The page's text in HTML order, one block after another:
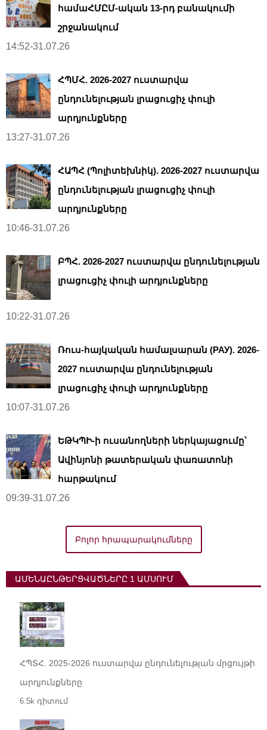
համաՀՄԸՄ-ական 13-րդ բանակումի
շրջանակում
14:52-31.07.26
ՀՊՄՀ. 2026-2027 ուստարվա
ընդունելության լրացուցիչ փուլի
արդյունքները
13:27-31.07.26
ՀԱՊՀ (Պոլիտեխնիկ). 2026-2027 ուստարվա
ընդունելության լրացուցիչ փուլի
արդյունքները
10:46-31.07.26
ԲՊՀ. 2026-2027 ուստարվա ընդունելության
լրացուցիչ փուլի արդյունքները
10:22-31.07.26
Ռուս-հայկական համալսարան (РАУ). 2026-
2027 ուստարվա ընդունելության
լրացուցիչ փուլի արդյունքները
10:07-31.07.26
ԵԹԿՊԻ-ի ուսանողների ներկայացումը՝
Ավինյոնի թատերական փառատոնի
հարթակում
09:39-31.07.26
Բոլոր հրապարակումները
ԱՄԵՆԱԸՆԹԵՐՑՎԱԾՆԵՐԸ 1 ԱՄՍՈՒՄ
ՀՊՏՀ. 2025-2026 ուստարվա ընդունելության մրցույթի
արդյունքները
6.5k դիտում